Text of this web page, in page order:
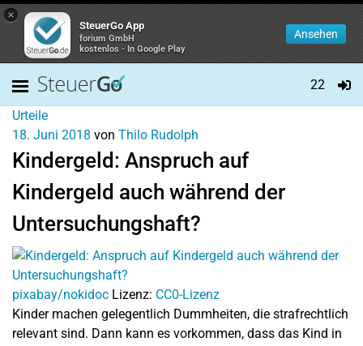
×
SteuerGo App
forium GmbH
kostenlos - In Google Play
Ansehen
22
Urteile
18. Juni 2018 von Thilo Rudolph
Kindergeld: Anspruch auf
Kindergeld auch während der
Untersuchungshaft?
pixabay/nokidoc Lizenz: CC0-Lizenz
Kinder machen gelegentlich Dummheiten, die strafrechtlich
relevant sind. Dann kann es vorkommen, dass das Kind in